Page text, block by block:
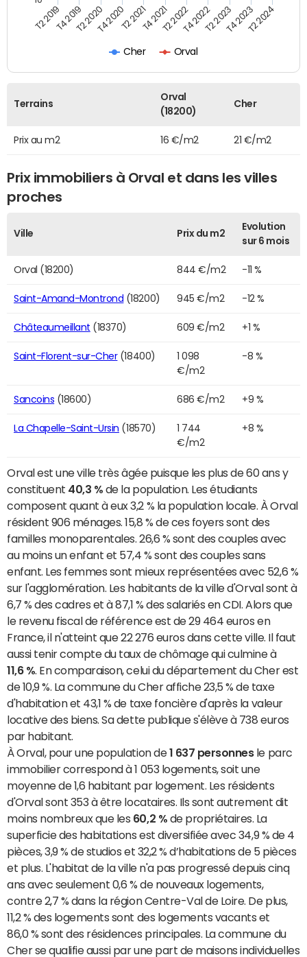
Cher Orval
T2 2019T4 2019T2 2020T4 2020T2 2021T4 2021T2 2022T4 2022T2 2023T4 2023T2 2024
Terrains
Orval
(18200)
Cher
Prix au m2 16 €/m2 21 €/m2
Prix immobiliers à Orval et dans les villes
proches
Ville Prix du m2
Evolution
sur 6 mois
Orval (18200) 844 €/m2 -11 %
Saint-Amand-Montrond (18200) 945 €/m2 -12 %
Châteaumeillant (18370) 609 €/m2 +1 %
Saint-Florent-sur-Cher(18400)
1 098
€/m2
-8 %
Sancoins (18600) 686 €/m2 +9 %
La Chapelle-Saint-Ursin (18570)
1 744
€/m2
+8 %
Orval est une ville très âgée puisque les plus de 60 ans y
constituent 40,3 % de la population. Les étudiants
composent quant à eux 3,2 % la population locale. À Orval
résident 906 ménages. 15,8 % de ces foyers sont des
familles monoparentales. 26,6 % sont des couples avec
au moins un enfant et 57,4 % sont des couples sans
enfant. Les femmes sont mieux représentées avec 52,6 %
sur l'agglomération. Les habitants de la ville d'Orval sont à
6,7 % des cadres et à 87,1 % des salariés en CDI. Alors que
le revenu fiscal de référence est de 29 464 euros en
France, il n'atteint que 22 276 euros dans cette ville. Il faut
aussi tenir compte du taux de chômage qui culmine à
11,6 % . En comparaison, celui du département du Cher est
de 10,9 %. La commune du Cher affiche 23,5 % de taxe
d'habitation et 43,1 % de taxe foncière d'après la valeur
locative des biens. Sa dette publique s'élève à 738 euros
par habitant.
À Orval, pour une population de1 637 personnesle parc
immobilier correspond à 1 053 logements, soit une
moyenne de 1,6 habitant par logement. Les résidents
d'Orval sont 353 à être locataires. Ils sont autrement dit
moins nombreux que les 60,2 % de propriétaires. La
superficie des habitations est diversifiée avec 34,9 % de 4
pièces, 3,9 % de studios et 32,2 % d’habitations de 5 pièces
et plus. L'habitat de la ville n'a pas progressé depuis cinq
ans avec seulement 0,6 % de nouveaux logements,
contre 2,7 % dans la région Centre-Val de Loire. De plus,
11,2 % des logements sont des logements vacants et
86,0 % sont des résidences principales. La commune du
Cher se qualifie aussi par une part de maisons individuelles